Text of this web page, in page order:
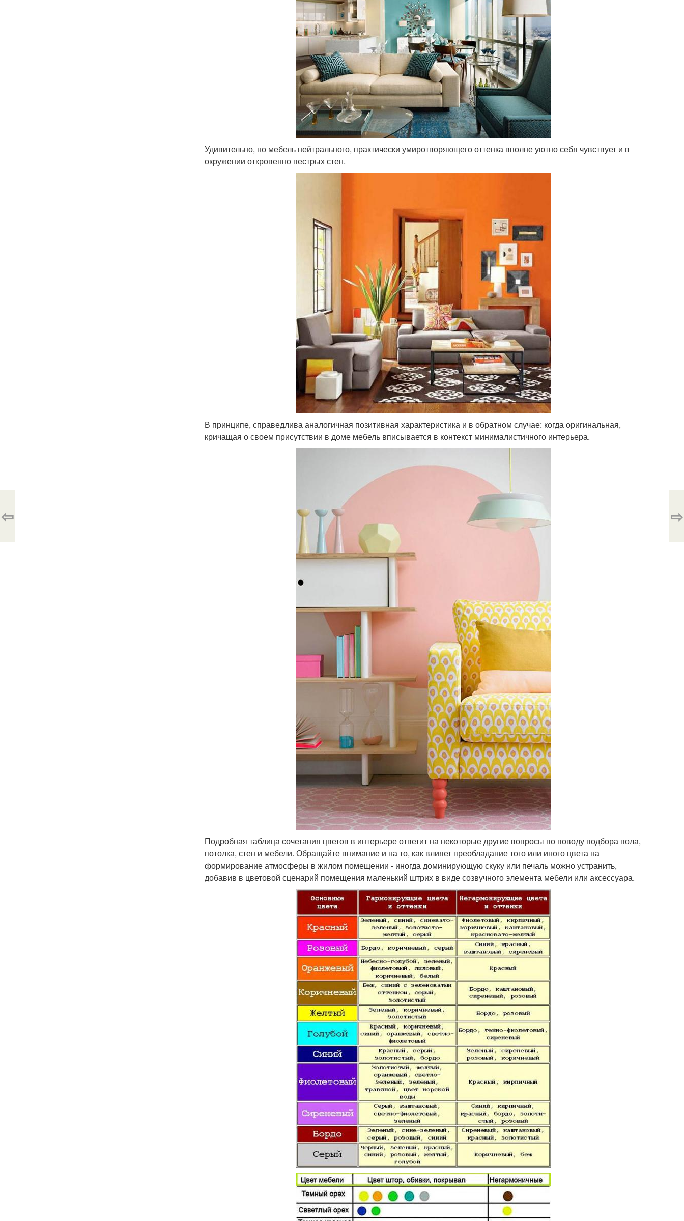
Удивительно, но мебель нейтрального, практически умиротворяющего оттенка вполне уютно себя чувствует и в
окружении откровенно пестрых стен.
В принципе, справедлива аналогичная позитивная характеристика и в обратном случае: когда оригинальная,
кричащая о своем присутствии в доме мебель вписывается в контекст минималистичного интерьера.
Подробная таблица сочетания цветов в интерьере ответит на некоторые другие вопросы по поводу подбора пола,
потолка, стен и мебели. Обращайте внимание и на то, как влияет преобладание того или иного цвета на
формирование атмосферы в жилом помещении - иногда доминирующую скуку или печаль можно устранить,
добавив в цветовой сценарий помещения маленький штрих в виде созвучного элемента мебели или аксессуара.
⇦ ⇨